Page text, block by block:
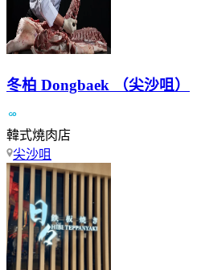
冬柏 Dongbaek （尖沙咀）
韓式燒肉店
尖沙咀